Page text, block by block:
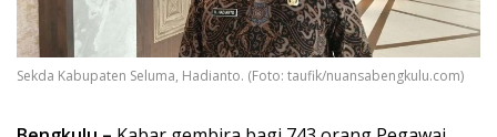
Sekda Kabupaten Seluma, Hadianto. (Foto: taufik/nuansabengkulu.com)